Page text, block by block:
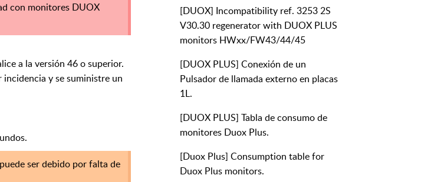
con monitores DUOX
a la versión 46 o superior.
y se suministre un
ser debido por falta de
[DUOX] Incompatibility ref. 3253 2S
V30.30 regenerator with DUOX PLUS
monitors HWxx/FW43/44/45
[DUOX PLUS] Conexión de un
Pulsador de llamada externo en placas
1L.
[DUOX PLUS] Tabla de consumo de
monitores Duox Plus.
[Duox Plus] Consumption table for
Duox Plus monitors.